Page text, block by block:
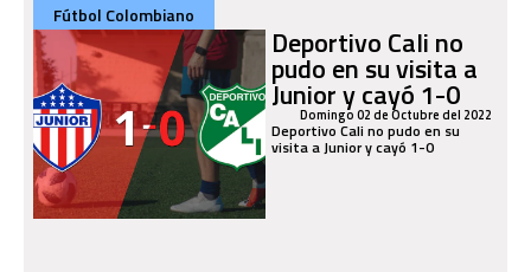
Fútbol Colombiano
Deportivo Cali no
pudo en su visita a
Junior y cayó 1-0
Domingo 02 de Octubre del 2022
Deportivo Cali no pudo en su
visita a Junior y cayó 1-0